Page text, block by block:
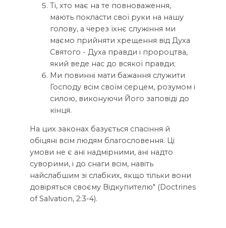
Ті, хто має на те повноваження,
мають покласти свої руки на нашу
голову, а через їхнє служіння ми
маємо прийняти хрещення від Духа
Святого - Духа правди і пророцтва,
який веде нас до всякої правди;
Ми повинні мати бажання служити
Господу всім своїм серцем, розумом і
силою, виконуючи Його заповіді до
кінця.
На цих законах базується спасіння й
обіцяні всім людям благословення. Ці
умови не є ані надмірними, ані надто
суворими, і до снаги всім, навіть
найслабшим зі слабких, якщо тільки вони
довіряться своєму Відкупителю" (Doctrines
of Salvation, 2:3-4).